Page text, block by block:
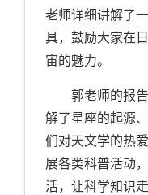
老师详细讲解了
具，鼓励大家在
宙的魅力。
郭老师的报
解了星座的起源
们对天文学的热
展各类科普活动
活，让科学知识